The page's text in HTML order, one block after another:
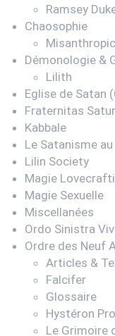
Ramsey
Chaosophie
Démonologie &
Lilith
Eglise de Satan
Fraternitas
Kabbale
Le Satanisme
Lilin Society
Magie
Magie Sexuelle
Miscellanées
Ordo Sinistra
Ordre des Neuf
Articles &
Falcifer
Glossaire
Hystéron
Le Grimoire